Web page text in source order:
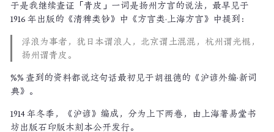
于是我继续查证「青皮」一词是扬州方言的说法，最早见于
1916 年出版的《清稗类钞》中《方言类·上海方言》中提到：
浮浪为事者，犹日本谓浪人，北京谓土混混，杭州谓光棍，
扬州谓青皮。
%% 查到的资料都说这句话最初见于胡祖德的《沪谚外编·新词
典》。
1914 年冬季，《沪谚》编成，分为上下两卷，由上海著易堂书
坊出版石印版木刻本公开发行。